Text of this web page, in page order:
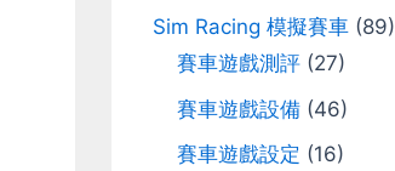
Sim Racing 模擬賽車 (89)
賽車遊戲測評 (27)
賽車遊戲設備 (46)
賽車遊戲設定 (16)